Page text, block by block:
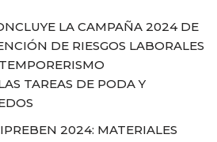
LA CAMPAÑA 2024 DE
DE RIESGOS LABORALES
TAREAS DE PODA Y
2024: MATERIALES